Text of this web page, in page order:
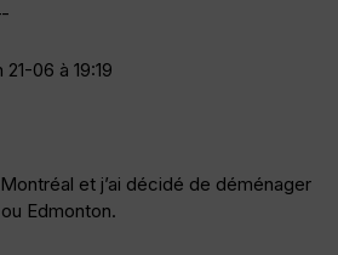
06 à 19:19
et j’ai décidé de déménager
Edmonton.